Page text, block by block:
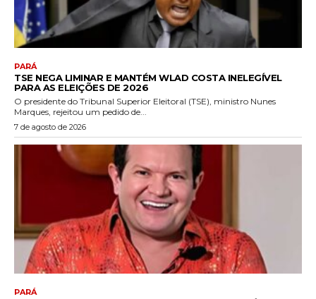
PARÁ
TSE NEGA LIMINAR E MANTÉM WLAD COSTA INELEGÍVEL
PARA AS ELEIÇÕES DE 2026
O presidente do Tribunal Superior Eleitoral (TSE), ministro Nunes
Marques, rejeitou um pedido de...
7 de agosto de 2026
PARÁ